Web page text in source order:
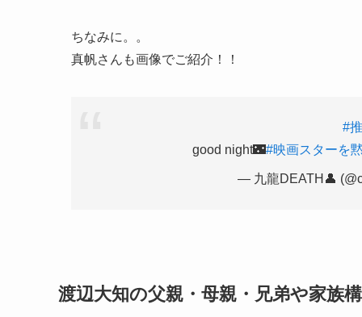
ちなみに。。
真帆さんも画像でご紹介！！
#
good night🌃#映画スターを
— 九龍DEATH👤
渡辺大知の父親・母親・兄弟や家族